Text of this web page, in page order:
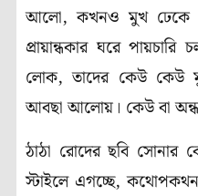
আলো,কখনও মুখ ঢেকে
প্রায়ান্ধকার ঘরে পায়চারি
লোক,তাদের কেউ কেউ
আবছা আলোয়। কেউ বা
ঠাঠা রোদের ছবি সোনার
স্টাইলে এগচ্ছে,